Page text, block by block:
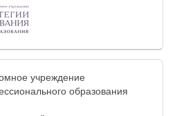
учреждение
образования